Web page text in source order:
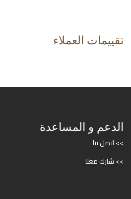
تقييمات العملاء
الدعم و المساعدة
>> اتصل بنا
>> شارك معنا